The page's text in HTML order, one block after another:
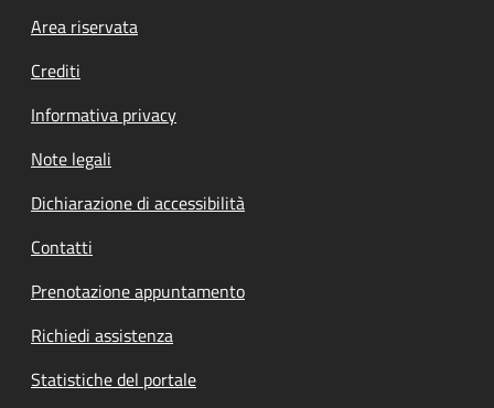
Footer menu
Area riservata
Crediti
Informativa privacy
Note legali
Dichiarazione di accessibilità
Contatti
Prenotazione appuntamento
Richiedi assistenza
Statistiche del portale